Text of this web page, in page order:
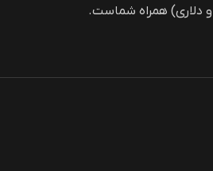
دلاری) همراه شماست.